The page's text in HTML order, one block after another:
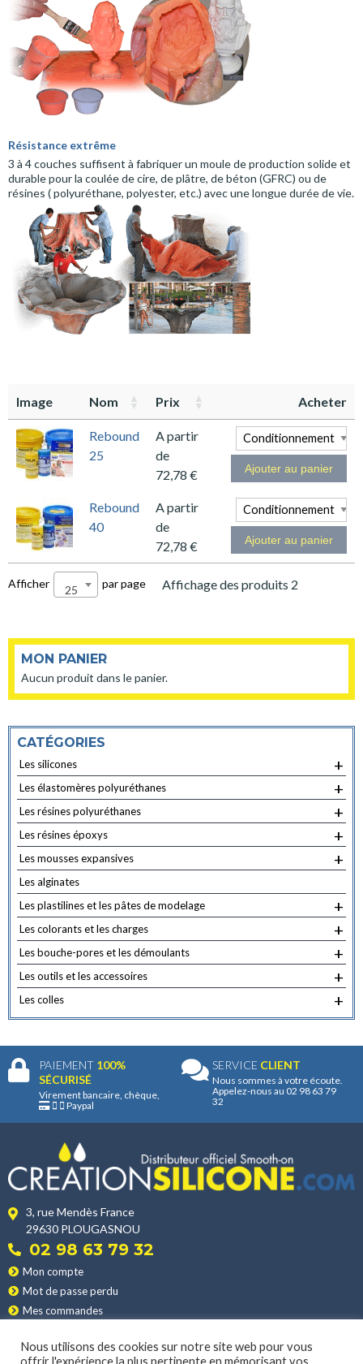
Résistance extrême
3 à 4 couches suffisent à fabriquer un moule de production solide et
durable pour la coulée de cire, de plâtre, de béton (GFRC) ou de
résines ( polyuréthane, polyester, etc.) avec une longue durée de vie.
Image Nom Prix Acheter
Rebound
25
A partir
de
72,78 € Ajouter au panier
Rebound
40
A partir
de
72,78 € Ajouter au panier
Afficher 25 par page Affichage des produits 2
MON PANIER
Aucun produit dans le panier.
CATÉGORIES
+
Les silicones
+
Les élastomères polyuréthanes
+
Les résines polyuréthanes
+
Les résines époxys
+
Les mousses expansives
Les alginates
+
Les plastilines et les pâtes de modelage
+
Les colorants et les charges
+
Les bouche-pores et les démoulants
+
Les outils et les accessoires
+
Les colles
PAIEMENT 100%
SÉCURISÉ
Virement bancaire, chèque,
Paypal
SERVICE CLIENT
Nous sommes à votre écoute.
Appelez-nous au 02 98 63 79
32
3, rue Mendès France
29630 PLOUGASNOU
02 98 63 79 32
Mon compte
Mot de passe perdu
Mes commandes
Nos produits
Nous utilisons des cookies sur notre site web pour vous
offrir l'expérience la plus pertinente en mémorisant vos